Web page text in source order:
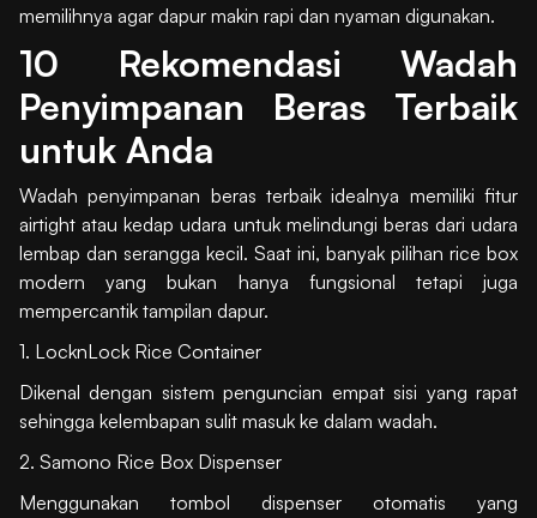
memilihnya agar dapur makin rapi dan nyaman digunakan.
10 Rekomendasi Wadah
Penyimpanan Beras Terbaik
untuk Anda
Wadah penyimpanan beras terbaik idealnya memiliki fitur
airtight atau kedap udara untuk melindungi beras dari udara
lembap dan serangga kecil. Saat ini, banyak pilihan rice box
modern yang bukan hanya fungsional tetapi juga
mempercantik tampilan dapur.
1. LocknLock Rice Container
Dikenal dengan sistem penguncian empat sisi yang rapat
sehingga kelembapan sulit masuk ke dalam wadah.
2. Samono Rice Box Dispenser
Menggunakan tombol dispenser otomatis yang